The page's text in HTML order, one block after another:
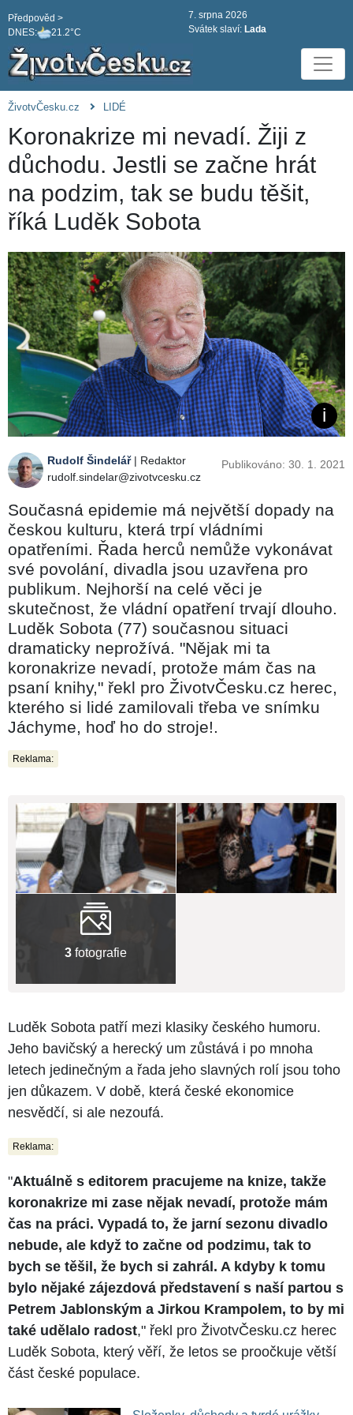
DNES: 21.2°C
Předpověd >
7. srpna 2026
Svátek slaví: Lada
ŽivotvČesku.cz LIDÉ
Koronakrize mi nevadí. Žiji z
důchodu. Jestli se začne hrát
na podzim, tak se budu těšit,
říká Luděk Sobota
Rudolf Šindelář| Redaktor
rudolf.sindelar@zivotvcesku.cz
Publikováno: 30. 1. 2021
Současná epidemie má největší dopady na
českou kulturu, která trpí vládními
opatřeními. Řada herců nemůže vykonávat
své povolání, divadla jsou uzavřena pro
publikum. Nejhorší na celé věci je
skutečnost, že vládní opatření trvají dlouho.
Luděk Sobota (77) současnou situaci
dramaticky neprožívá. "Nějak mi ta
koronakrize nevadí, protože mám čas na
psaní knihy," řekl pro ŽivotvČesku.cz herec,
kterého si lidé zamilovali třeba ve snímku
Jáchyme, hoď ho do stroje!.
Reklama:
3 fotografie
Luděk Sobota patří mezi klasiky českého humoru.
Jeho bavičský a herecký um zůstává i po mnoha
letech jedinečným a řada jeho slavných rolí jsou toho
jen důkazem. V době, která české ekonomice
nesvědčí, si ale nezoufá.
Reklama:
"Aktuálně s editorem pracujeme na knize, takže
koronakrize mi zase nějak nevadí, protože mám
čas na práci. Vypadá to, že jarní sezonu divadlo
nebude, ale když to začne od podzimu, tak to
bych se těšil, že bych si zahrál. A kdyby k tomu
bylo nějaké zájezdová představení s naší partou s
Petrem Jablonským a Jirkou Krampolem, to by mi
také udělalo radost," řekl pro ŽivotvČesku.cz herec
Luděk Sobota, který věří, že letos se proočkuje větší
část české populace.